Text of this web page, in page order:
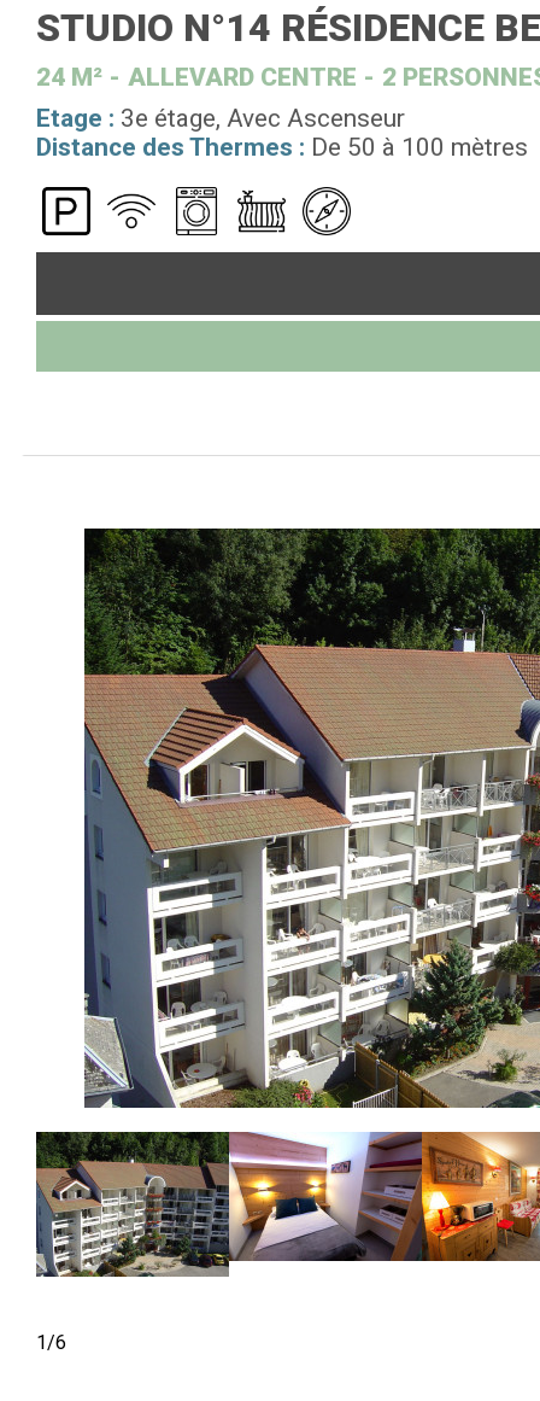
STUDIO N°14 RÉSIDENCE
24 M² ALLEVARD CENTRE
2
Etage : 3e étage Avec Ascenseur
Distance des Thermes : De 50 à 100 mètres
1/6